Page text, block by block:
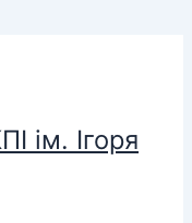
ім. Ігоря